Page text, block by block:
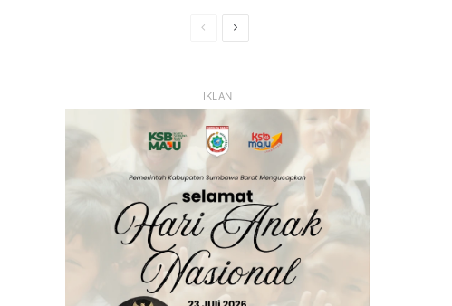
HalamanHalaman
IKLAN